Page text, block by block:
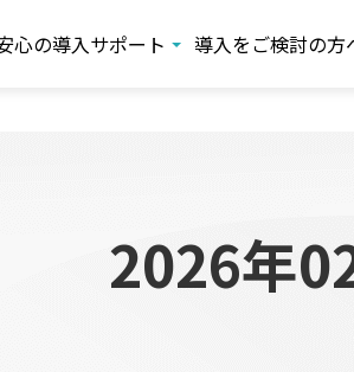
心の導入サポート 導入をご検討の方
2026年